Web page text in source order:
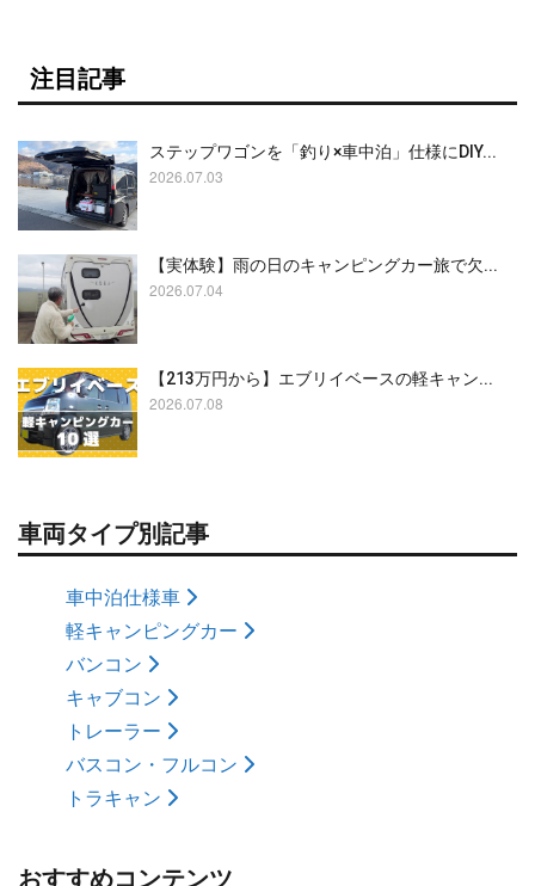
注目記事
ステップワゴンを「釣り×車中泊」仕様にDIY...
2026.07.03
【実体験】雨の日のキャンピングカー旅で欠...
2026.07.04
【213万円から】エブリイベースの軽キャン...
2026.07.08
車両タイプ別記事
車中泊仕様車
軽キャンピングカー
バンコン
キャブコン
トレーラー
バスコン・フルコン
トラキャン
おすすめコンテンツ